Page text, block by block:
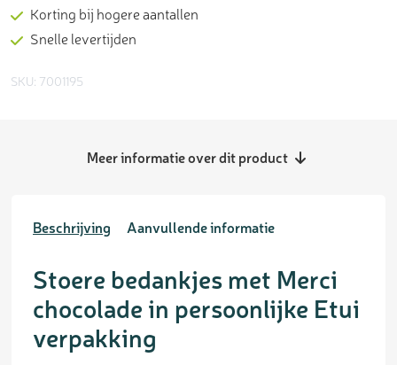
Korting bij hogere aantallen
Snelle levertijden
SKU: 7001195
Meer informatie over dit product
Beschrijving Aanvullende informatie
Stoere bedankjes met Merci
chocolade in persoonlijke Etui
verpakking